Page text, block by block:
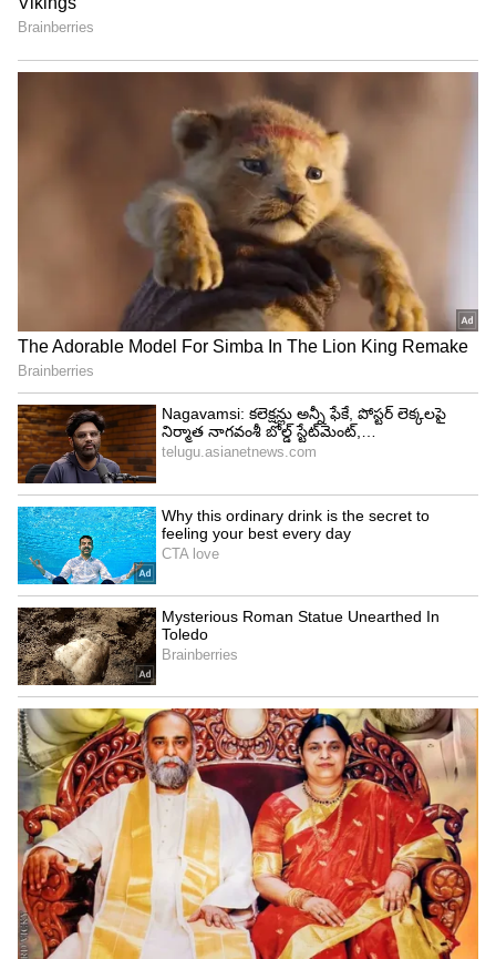
1 జూన్ 2001 నుండి 31 ఆగస్టు 2014 వరకు రూ.6500
1 సెప్టెంబర్ 2014 నుండి రూ.15000.
ఇక స్టాక్ మార్కెట్ రోజుకో కొత్త శిఖరాలను కైవసం
చేసుకుంటూ ముందుకు సాగుతోంది. రాబోయే యూనియన్
బడ్జెట్ ప్రకటనల ప్రభావం స్టాక్ మార్కెట్‌పై ఉంటుందనే
దానిపై ఇన్వెస్టర్లు ఓ కన్నేసి ఉన్నారు. ప్రభుత్వ వ్యయం,
కంపెనీల పనితీరు మెరుగ్గా ఉండటంతో ఈ ఏడాది స్టాక్
మార్కెట్లు 20 శాతం లాభపడతాయని నిపుణులు
చెబుతున్నారు.
రానున్న బడ్జెట్‌లో వినియోగదారుల వ్యయాన్ని ప్రోత్సహించే
ప్రతిపాదనలు ఉంటాయని అంచనా. దీంతోపాటు బడ్జెట్‌లో
మౌలిక సదుపాయాల కల్పనకు మరిన్ని ప్రకటనలు వచ్చే
అవకాశం ఉంది. ఈ రెండూ స్టాక్ మార్కెట్లు పుంజుకోవడానికి
దోహదపడతాయని నేషనల్ మీడియా బ్లూమ్ బర్గ్
నిర్వహించిన సర్వేలో వెల్లడైంది. ఈ ఏడాది చివరి నాటికి
నిఫ్టీ 26,000 పాయింట్లను దాటుతుందని నిపుణులు
అంచనా వేస్తున్నారు. అయితే ఇప్పటి వరకు నిఫ్టీ 12 శాతం